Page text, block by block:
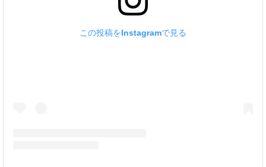
この投稿をInstagramで見る